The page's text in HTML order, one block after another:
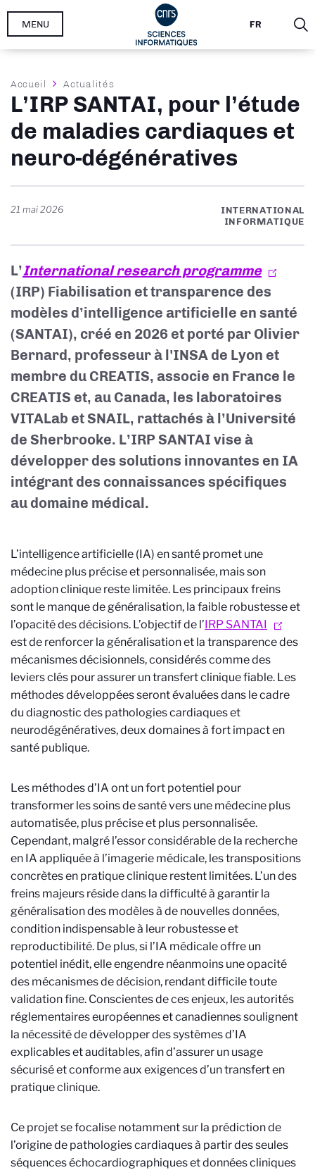
Aller
FR
MENU
Fil
d'Ariane
Accueil Actualités
L’IRP SANTAI, pour l’étude
de maladies cardiaques et
neuro-dégénératives
21 mai 2026
INTERNATIONAL
INFORMATIQUE
L’International research programme
(IRP) Fiabilisation et transparence des
modèles d’intelligence artificielle en santé
(SANTAI), créé en 2026 et porté par Olivier
Bernard, professeur à l'INSA de Lyon et
membre du CREATIS, associe en France le
CREATIS et, au Canada, les laboratoires
VITALab et SNAIL, rattachés à l’Université
de Sherbrooke. L’IRP SANTAI vise à
développer des solutions innovantes en IA
intégrant des connaissances spécifiques
au domaine médical.
L’intelligence artificielle (IA) en santé promet une
médecine plus précise et personnalisée, mais son
adoption clinique reste limitée. Les principaux freins
sont le manque de généralisation, la faible robustesse et
l’opacité des décisions. L’objectif de l’IRP SANTAI
est de renforcer la généralisation et la transparence des
mécanismes décisionnels, considérés comme des
leviers clés pour assurer un transfert clinique fiable. Les
méthodes développées seront évaluées dans le cadre
du diagnostic des pathologies cardiaques et
neurodégénératives, deux domaines à fort impact en
santé publique.
Les méthodes d’IA ont un fort potentiel pour
transformer les soins de santé vers une médecine plus
automatisée, plus précise et plus personnalisée.
Cependant, malgré l’essor considérable de la recherche
en IA appliquée à l’imagerie médicale, les transpositions
concrètes en pratique clinique restent limitées. L’un des
freins majeurs réside dans la difficulté à garantir la
généralisation des modèles à de nouvelles données,
condition indispensable à leur robustesse et
reproductibilité. De plus, si l’IA médicale offre un
potentiel inédit, elle engendre néanmoins une opacité
des mécanismes de décision, rendant difficile toute
validation fine. Conscientes de ces enjeux, les autorités
réglementaires européennes et canadiennes soulignent
la nécessité de développer des systèmes d’IA
explicables et auditables, afin d’assurer un usage
sécurisé et conforme aux exigences d’un transfert en
pratique clinique.
Ce projet se focalise notamment sur la prédiction de
l’origine de pathologies cardiaques à partir des seules
séquences échocardiographiques et données cliniques